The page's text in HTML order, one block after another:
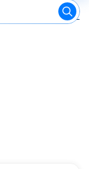
com o Rosto